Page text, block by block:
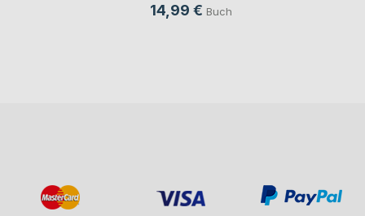
14,99 € Buch